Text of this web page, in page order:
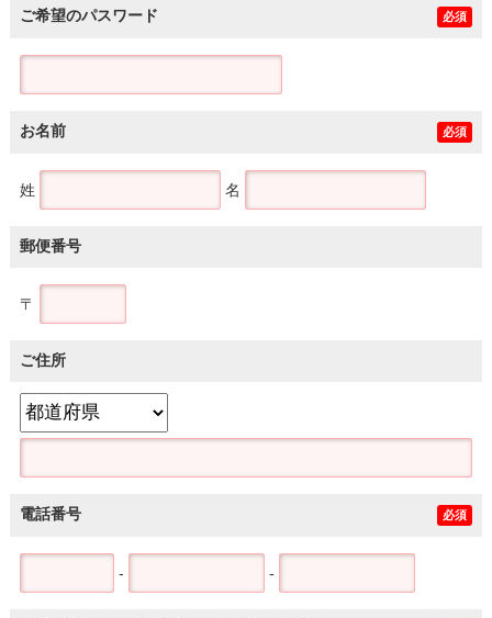
ご希望のパスワード 必須
お名前 必須
姓 名
郵便番号
〒
ご住所
電話番号 必須
- -